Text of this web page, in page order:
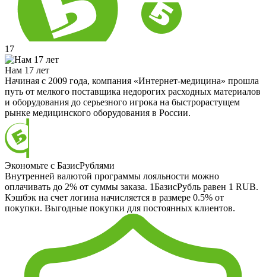
17
Нам 17 лет
Начиная с 2009 года, компания «Интернет-медицина» прошла
путь от мелкого поставщика недорогих расходных материалов
и оборудования до серьезного игрока на быстрорастущем
рынке медицинского оборудования в России.
Экономьте с БазисРублями
Внутренней валютой программы лояльности можно
оплачивать до 2% от суммы заказа. 1БазисРубль равен 1 RUB.
Кэшбэк на счет логина начисляется в размере 0.5% от
покупки. Выгодные покупки для постоянных клиентов.